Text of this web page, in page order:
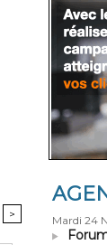
> Mardi 24